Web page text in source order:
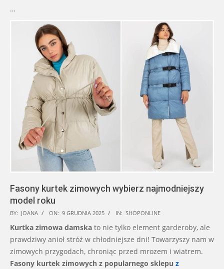
…
Fasony kurtek zimowych wybierz najmodniejszy
model roku
2025-
12-
09
BY: JOANA ON: 9 GRUDNIA 2025 IN: SHOPONLINE
Kurtka zimowa damska to nie tylko element garderoby, ale
prawdziwy anioł stróż w chłodniejsze dni! Towarzyszy nam w
zimowych przygodach, chroniąc przed mrozem i wiatrem.
Fasony kurtek zimowych z popularnego sklepu z